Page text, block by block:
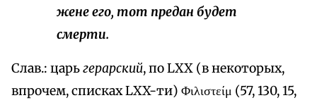
жене его, тот предан будет
смерти.
Слав.: царьгерарский, по LXX (в некоторых,
впрочем, списках LXX-ти) Φιλιστείμ (57, 130, 15,